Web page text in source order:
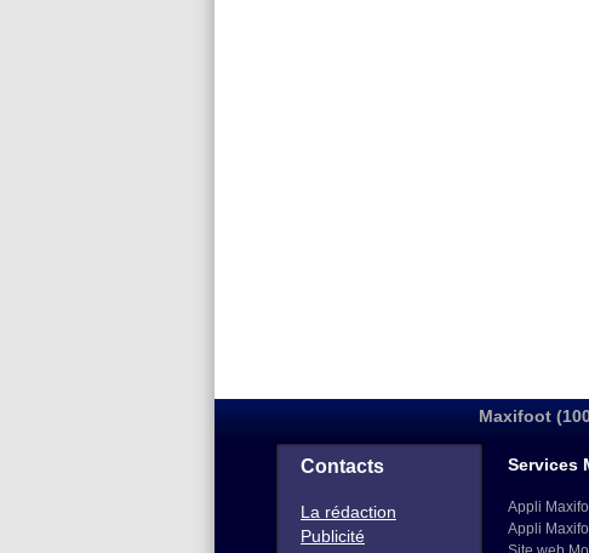
Maxifoot
Contacts
La rédaction
Publicité
Services
Appli
Appli